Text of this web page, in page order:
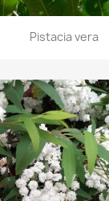
Pistacia vera